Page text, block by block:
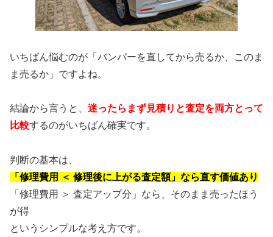
いちばん悩むのが「バンパーを直してから売るか、このま
ま売るか」ですよね。
結論から言うと、 迷ったらまず見積りと査定を両方とって
比較するのがいちばん確実です。
判断の基本は、
「修理費用 ＜ 修理後に上がる査定額」なら直す価値あり
「修理費用 ＞ 査定アップ分」なら、そのまま売ったほう
が得
というシンプルな考え方です。